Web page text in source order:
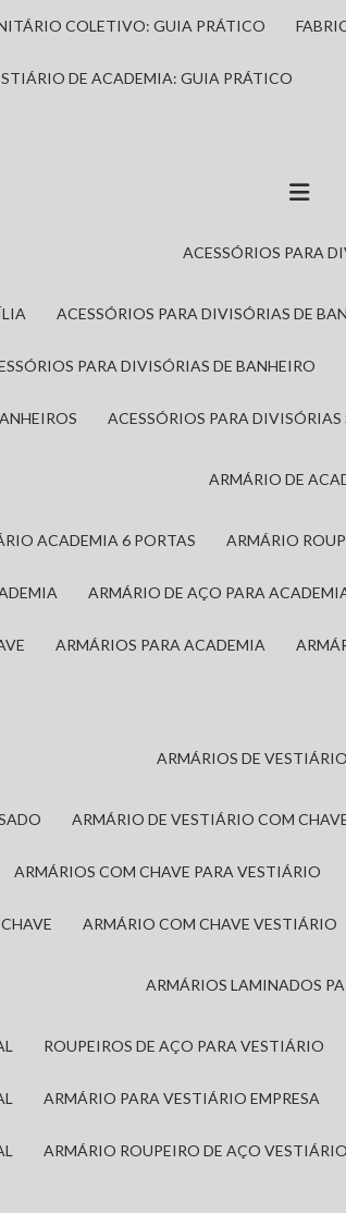
COLETIVO: GUIA PRÁTICO
DE ACADEMIA: GUIA PRÁTICO
ACESSÓRIOS PARA
ACESSÓRIOS PARA DIVISÓRIAS DE
PARA DIVISÓRIAS DE BANHEIRO
ACESSÓRIOS PARA
ARMÁRIO DE
ACADEMIA 6 PORTAS ARMÁRIO
ARMÁRIO DE AÇO PARA
ARMÁRIOS PARA ACADEMIA
ARMÁRIOS DE
ARMÁRIO DE VESTIÁRIO COM
ARMÁRIOS COM CHAVE PARA VESTIÁRIO
ARMÁRIO COM CHAVE VESTIÁRIO
ARMÁRIOS LAMINADOS
ROUPEIROS DE AÇO PARA VESTIÁRIO
ARMÁRIO PARA VESTIÁRIO EMPRESA
ARMÁRIO ROUPEIRO DE AÇO VESTIÁRIO